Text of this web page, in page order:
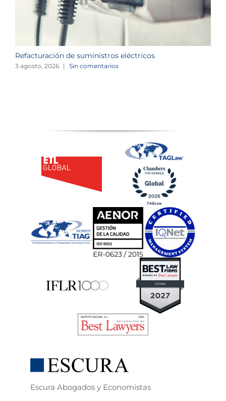
Refacturación de suministros eléctricos
3 agosto, 2026 | Sin comentarios
Escura Abogados y Economistas